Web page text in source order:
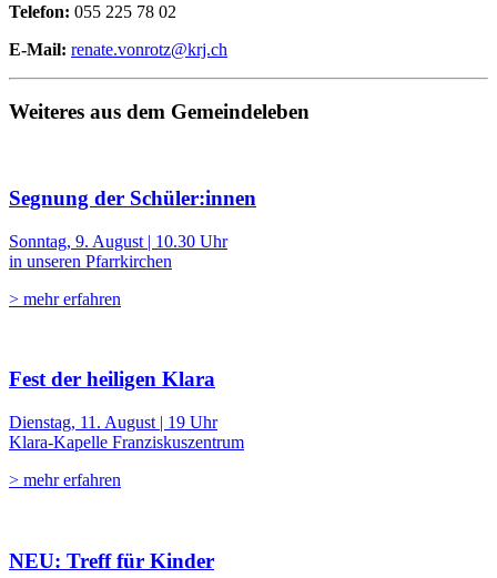
Telefon: 055 225 78 02
E-Mail: renate.vonrotz@krj.ch
Weiteres aus dem Gemeindeleben
Segnung der Schüler:innen
Sonntag, 9. August | 10.30 Uhr
in unseren Pfarrkirchen
> mehr erfahren
Fest der heiligen Klara
Dienstag, 11. August | 19 Uhr
Klara-Kapelle Franziskuszentrum
> mehr erfahren
NEU: Treff für Kinder